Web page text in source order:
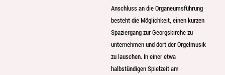
Anschluss an die Organeumsführung
besteht die Möglichkeit, einen kurzen
Spaziergang zur Georgskirche zu
unternehmen und dort der Orgelmusik
zu lauschen. In einer etwa
halbstündigen Spielzeit am